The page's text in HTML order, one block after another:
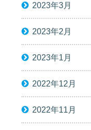
2023年3月
2023年2月
2023年1月
2022年12月
2022年11月